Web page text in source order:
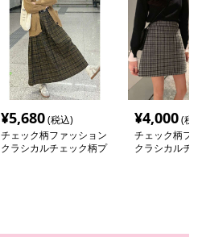
¥5,680(税込)
チェック柄ファッション
クラシカルチェック柄プ
¥4,000(税
チェック柄フ
クラシカルチ